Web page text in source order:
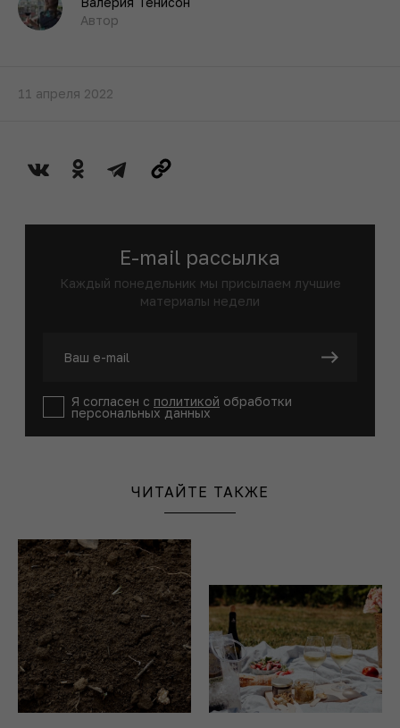
Автор
11 апреля 2022
E-mail рассылка
Каждый понедельник мы присылаем лучшие
материалы недели
Я согласен с политикой обработки
персональных данных
ЧИТАЙТЕ ТАКЖЕ